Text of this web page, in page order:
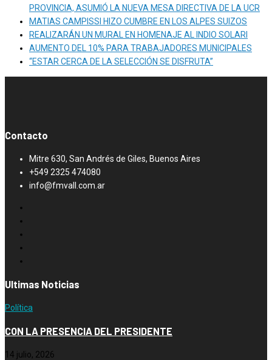
PROVINCIA, ASUMIÓ LA NUEVA MESA DIRECTIVA DE LA UCR
MATIAS CAMPISSI HIZO CUMBRE EN LOS ALPES SUIZOS
REALIZARÁN UN MURAL EN HOMENAJE AL INDIO SOLARI
AUMENTO DEL 10% PARA TRABAJADORES MUNICIPALES
“ESTAR CERCA DE LA SELECCIÓN SE DISFRUTA”
Contacto
Mitre 630, San Andrés de Giles, Buenos Aires
+549 2325 474080
info@fmvall.com.ar
Ultimas Noticias
Política
CON LA PRESENCIA DEL PRESIDENTE
14 julio, 2026